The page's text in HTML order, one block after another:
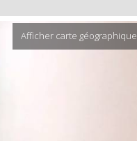
Afficher carte géographique